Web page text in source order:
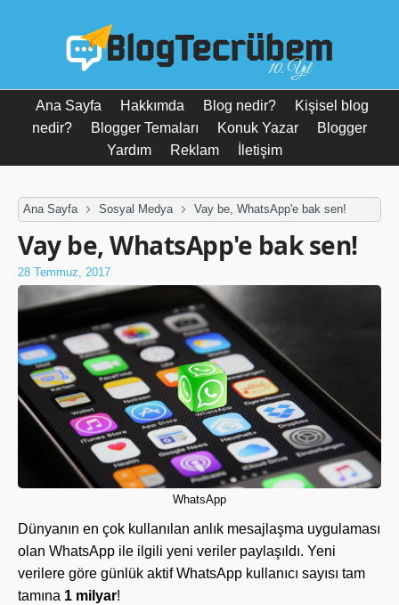
10. Yıl
Ana Sayfa Hakkımda Blog nedir?
Kişisel blog
nedir?
Blogger Temaları Konuk Yazar
Blogger
Yardım
Reklam İletişim
Ana Sayfa Sosyal Medya Vay be, WhatsApp'e bak sen!
Vay be, WhatsApp'e bak sen!
28 Temmuz, 2017
WhatsApp
Dünyanın en çok kullanılan anlık mesajlaşma uygulaması
olan WhatsApp ile ilgili yeni veriler paylaşıldı. Yeni
verilere göre günlük aktif WhatsApp kullanıcı sayısı tam
tamına 1 milyar!